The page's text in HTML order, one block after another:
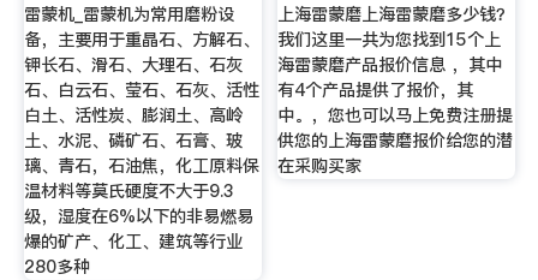
雷蒙机_雷蒙机为常用磨粉设
备，主要用于重晶石、方解石、
钾长石、滑石、大理石、石灰
石、白云石、莹石、石灰、活性
白土、活性炭、膨润土、高岭
土、水泥、磷矿石、石膏、玻
璃、青石，石油焦，化工原料保
温材料等莫氏硬度不大于9.3
级，湿度在6%以下的非易燃易
爆的矿产、化工、建筑等行业
280多种
上海雷蒙磨上海雷蒙磨多少钱？
我们这里一共为您找到15个上
海雷蒙磨产品报价信息 ，其中
有4个产品提供了报价，其
中。，您也可以马上免费注册提
供您的上海雷蒙磨报价给您的潜
在采购买家